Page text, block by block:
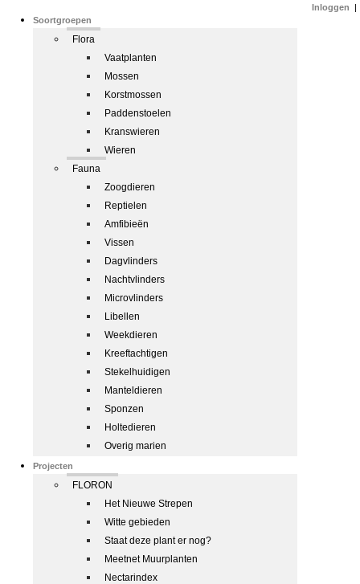
Soortgroepen
Flora
Vaatplanten
Mossen
Korstmossen
Paddenstoelen
Kranswieren
Wieren
Fauna
Zoogdieren
Reptielen
Amfibieën
Vissen
Dagvlinders
Nachtvlinders
Microvlinders
Libellen
Weekdieren
Kreeftachtigen
Stekelhuidigen
Manteldieren
Sponzen
Holtedieren
Overig marien
Projecten
FLORON
Het Nieuwe Strepen
Witte gebieden
Staat deze plant er nog?
Meetnet Muurplanten
Nectarindex
Inloggen |